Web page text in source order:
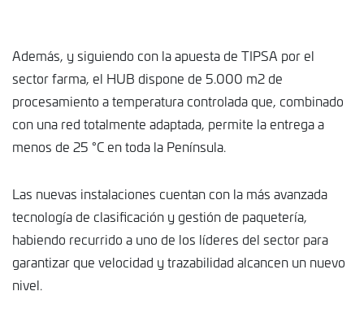
Además, y siguiendo con la apuesta de TIPSA por el
sector farma, el HUB dispone de 5.000 m2 de
procesamiento a temperatura controlada que, combinado
con una red totalmente adaptada, permite la entrega a
menos de 25 °C en toda la Península.
Las nuevas instalaciones cuentan con la más avanzada
tecnología de clasificación y gestión de paquetería,
habiendo recurrido a uno de los líderes del sector para
garantizar que velocidad y trazabilidad alcancen un nuevo
nivel.